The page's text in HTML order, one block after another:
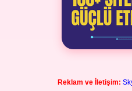
Reklam ve İletişim: